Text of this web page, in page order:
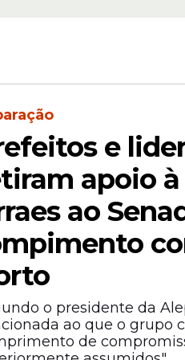
acompanhamento das
e
apoio
ao
o presidente da
ao que o grupo
de